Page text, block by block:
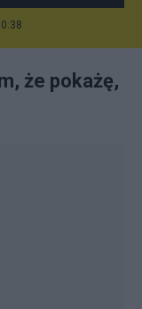
że pokażę,